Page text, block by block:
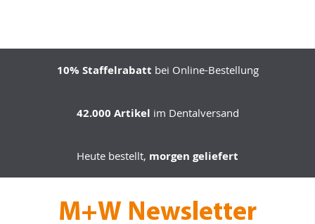
10% Staffelrabatt bei Online-Bestellung
42.000 Artikel im Dentalversand
Heute bestellt, morgen geliefert
M+W Newsletter